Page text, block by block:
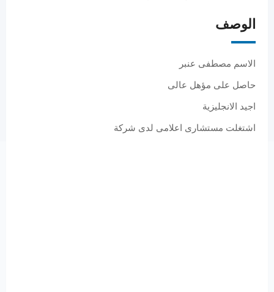
الوصف
الاسم مصطفى عنبر
حاصل على مؤهل عالى
اجيد الانجليزية
اشتغلت مستشارى اعلامى لدى شركة